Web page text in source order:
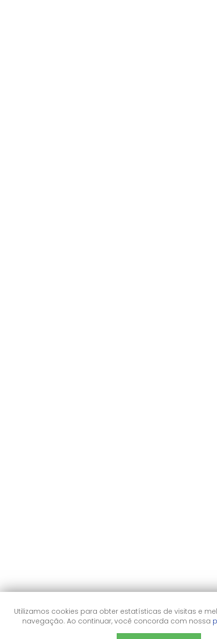
Utilizamos cookies para obter estatísticas de visitas e
navegação. Ao continuar, você concorda com nossa